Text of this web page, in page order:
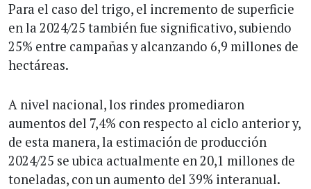
Para el caso del trigo, el incremento de superficie
en la 2024/25 también fue significativo, subiendo
25% entre campañas y alcanzando 6,9 millones de
hectáreas.
A nivel nacional, los rindes promediaron
aumentos del 7,4% con respecto al ciclo anterior y,
de esta manera, la estimación de producción
2024/25 se ubica actualmente en 20,1 millones de
toneladas, con un aumento del 39% interanual.